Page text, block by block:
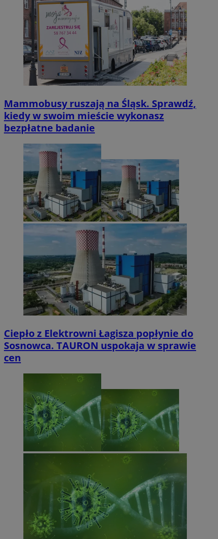
Mammobusy ruszają na Śląsk. Sprawdź,
kiedy w swoim mieście wykonasz
bezpłatne badanie
Ciepło z Elektrowni Łagisza popłynie do
Sosnowca. TAURON uspokaja w sprawie
cen